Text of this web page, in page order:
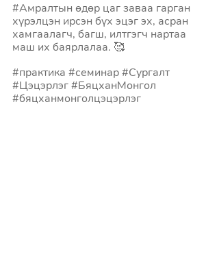
#Амралтын өдөр цаг заваа гарган
хүрэлцэн ирсэн бүх эцэг эх, асран
хамгаалагч, багш, илтгэгч нартаа
маш их баярлалаа. 🥰
#практика #семинар#Сургалт
#Цэцэрлэг#БяцханМонгол
#бяцханмонголцэцэрлэг